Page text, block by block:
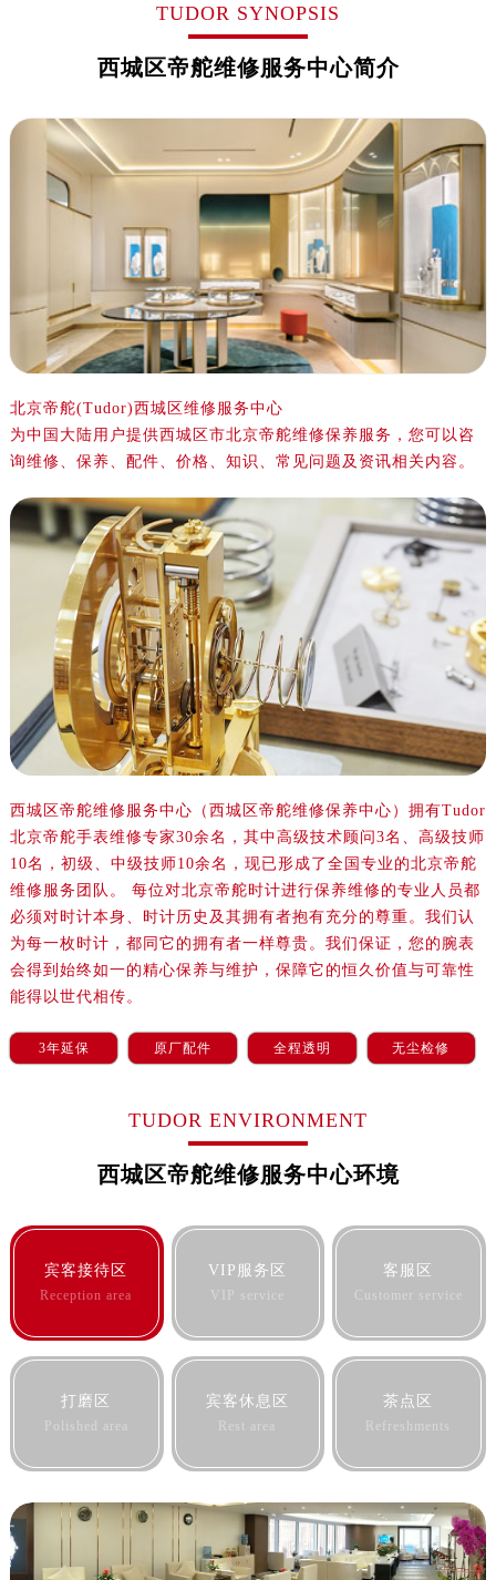
TUDOR SYNOPSIS
西城区帝舵维修服务中心简介
北京帝舵(Tudor)西城区维修服务中心
为中国大陆用户提供西城区市北京帝舵维修保养服务，您可以咨
询维修、保养、配件、价格、知识、常见问题及资讯相关内容。
西城区帝舵维修服务中心（西城区帝舵维修保养中心）拥有Tudor
北京帝舵手表维修专家30余名，其中高级技术顾问3名、高级技师
10名，初级、中级技师10余名，现已形成了全国专业的北京帝舵
维修服务团队。 每位对北京帝舵时计进行保养维修的专业人员都
必须对时计本身、时计历史及其拥有者抱有充分的尊重。我们认
为每一枚时计，都同它的拥有者一样尊贵。我们保证，您的腕表
会得到始终如一的精心保养与维护，保障它的恒久价值与可靠性
能得以世代相传。
3年延保 原厂配件 全程透明 无尘检修
TUDOR ENVIRONMENT
西城区帝舵维修服务中心环境
宾客接待区
Reception area
VIP服务区
VIP service
客服区
Customer service
打磨区
Polished area
宾客休息区
Rest area
茶点区
Refreshments